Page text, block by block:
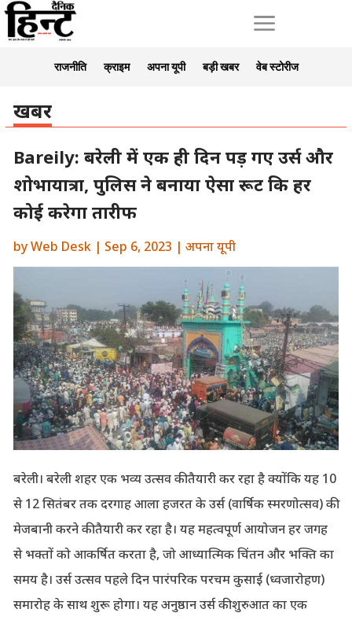
a
राजनीति क्राइम अपना यूपी बड़ी खबर वेब स्टोरीज
खबर
Bareily: बरेली में एक ही दिन पड़ गए उर्स और
शोभायात्रा, पुलिस ने बनाया ऐसा रूट कि हर
कोई करेगा तारीफ
byWeb Desk| Sep 6, 2023 | अपना यूपी
बरेली। बरेली शहर एक भव्य उत्सव की तैयारी कर रहा है क्योंकि यह 10
से 12 सितंबर तक दरगाह आला हजरत के उर्स (वार्षिक स्मरणोत्सव) की
मेजबानी करने की तैयारी कर रहा है। यह महत्वपूर्ण आयोजन हर जगह
से भक्तों को आकर्षित करता है, जो आध्यात्मिक चिंतन और भक्ति का
समय है। उर्स उत्सव पहले दिन पारंपरिक परचम कुसाई (ध्वजारोहण)
समारोह के साथ शुरू होगा। यह अनुष्ठान उर्स की शुरुआत का एक